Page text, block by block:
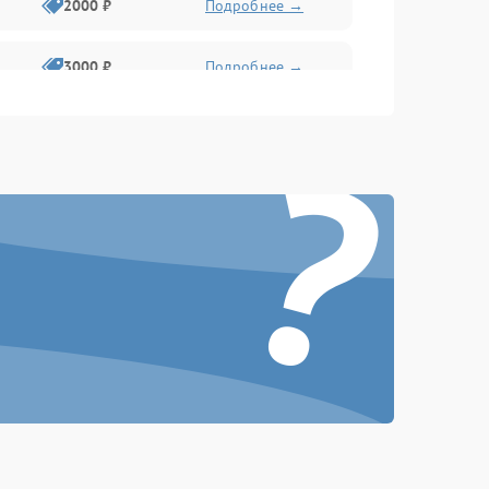
2000 ₽ Подробнее →
3000 ₽ Подробнее →
1000 ₽
Подробнее →
Подробнее →
?